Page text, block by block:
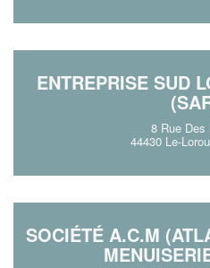
ENTREPRISE SUD
8 Rue Des
44430 Le-
SOCIÉTÉ A.C.M